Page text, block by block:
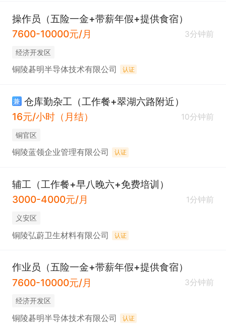
操作员（五险一金+带薪年假+提供食宿）
7600-10000元/月
3分钟前
经济开发区
铜陵碁明半导体技术有限公司 认证
兼 仓库勤杂工（工作餐+翠湖六路附近）
16元/小时（月结）
10分钟前
铜官区
铜陵蓝领企业管理有限公司 认证
辅工（工作餐+早八晚六+免费培训）
3000-4000元/月
1分钟前
义安区
铜陵弘蔚卫生材料有限公司 认证
作业员（五险一金+带薪年假+提供食宿）
7600-10000元/月
3分钟前
经济开发区
铜陵碁明半导体技术有限公司 认证